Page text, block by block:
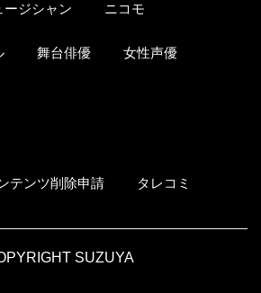
ージシャン ニコモ
舞台俳優 女性声優
テンツ削除申請 タレコミ
SUZUYA